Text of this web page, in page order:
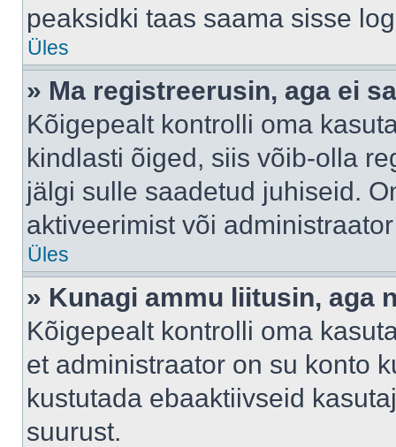
peaksidki taas saama sisse
Üles
» Ma registreerusin, aga ei
Kõigepealt kontrolli oma
kindlasti õiged, siis võib-olla
jälgi sulle saadetud juhiseid.
aktiveerimist või
Üles
» Kunagi ammu liitusin, aga
Kõigepealt kontrolli oma
et administraator on su konto
kustutada ebaaktiivseid
suurust.